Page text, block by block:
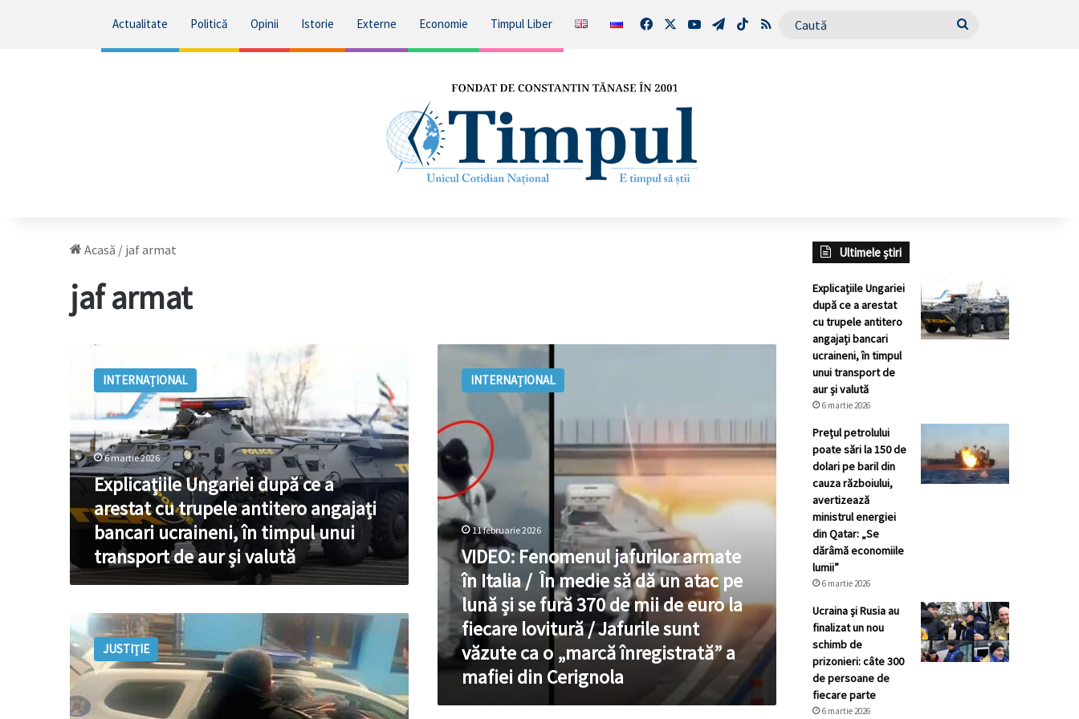
Actualitate Politică Opinii Istorie Externe Economie Timpul Liber FacebookYouTubeTelegram
TikTokRSS Caută
Acasă / jaf armat
jaf armat
Ungariei
a
arestat
cu
trupele
antitero
angajați
bancari
ucraineni,
timpul
unui
aur
și
valută
INTERNAȚIONAL
6 martie 2026
Explicațiile Ungariei după ce a
arestat cu trupele antitero angajați
bancari ucraineni, în timpul unui
transport de aur și valută
VIDEO:
Fenomenul
jafurilor
Italia
/
În
medie
să
dă
un
atac
și
fură
370
de
de
INTERNAȚIONAL
11 februarie 2026
VIDEO: Fenomenul jafurilor armate
în Italia / În medie să dă un atac pe
lună și se fură 370 de mii de euro la
fiecare lovitură / Jafurile sunt
văzute ca o „marcă înregistrată” a
mafiei din Cerignola
moldovean,
căutat
internațional
pentru
jaf
JUSTIȚIE
Ultimele știri
Explicațiile Ungariei
după ce a arestat
cu trupele antitero
angajați bancari
ucraineni, în timpul
unui transport de
aur și valută
6 martie 2026
Prețul petrolului
poate sări la 150 de
dolari pe baril din
cauza războiului,
avertizează
ministrul energiei
din Qatar: „Se
dărâmă economiile
lumii”
6 martie 2026
Ucraina şi Rusia au
finalizat un nou
schimb de
prizonieri: câte 300
de persoane de
fiecare parte
6 martie 2026